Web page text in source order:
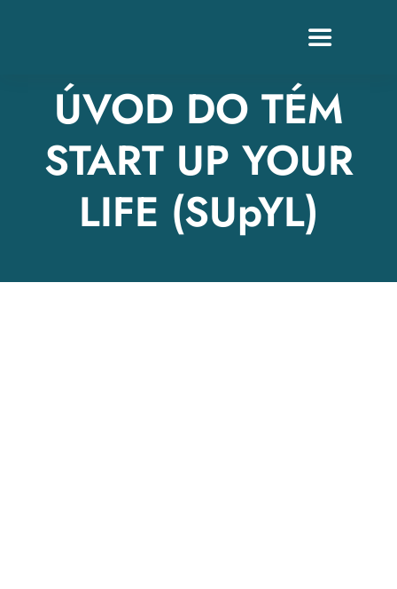
Toggle
ÚVOD DO TÉM
START UP YOUR
LIFE (SUpYL)